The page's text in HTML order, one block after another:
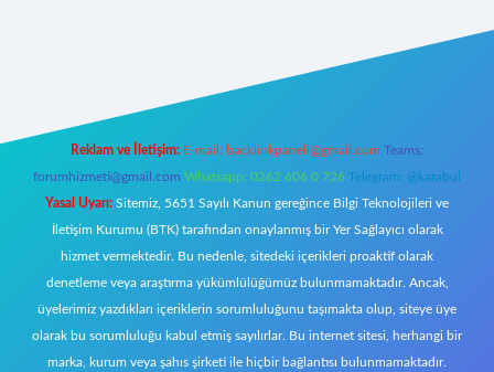
Reklam ve İletişim: E-mail: backlinkpaneli@gmail.com Teams:
forumhizmeti@gmail.com Whatsapp: 0262 606 0 726 Telegram: @karabul
Yasal Uyarı: Sitemiz, 5651 Sayılı Kanun gereğince Bilgi Teknolojileri ve
İletişim Kurumu (BTK) tarafından onaylanmış bir Yer Sağlayıcı olarak
hizmet vermektedir. Bu nedenle, sitedeki içerikleri proaktif olarak
denetleme veya araştırma yükümlülüğümüz bulunmamaktadır. Ancak,
üyelerimiz yazdıkları içeriklerin sorumluluğunu taşımakta olup, siteye üye
olarak bu sorumluluğu kabul etmiş sayılırlar. Bu internet sitesi, herhangi bir
marka, kurum veya şahıs şirketi ile hiçbir bağlantısı bulunmamaktadır.